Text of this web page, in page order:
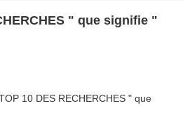
" que signifie "